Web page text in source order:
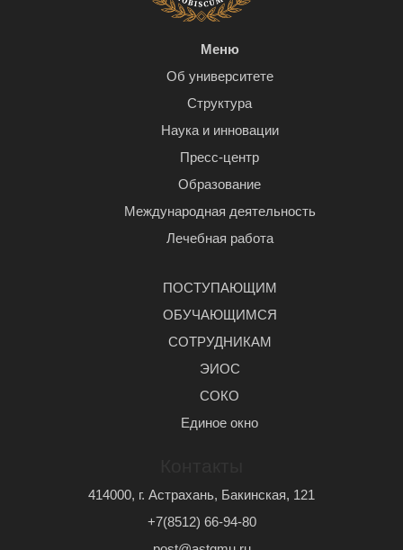
Меню
Об университете
Структура
Наука и инновации
Пресс-центр
Образование
Международная деятельность
Лечебная работа
ПОСТУПАЮЩИМ
ОБУЧАЮЩИМСЯ
СОТРУДНИКАМ
ЭИОС
СОКО
Единое окно
414000, г. Астрахань, Бакинская, 121
+7(8512) 66-94-80